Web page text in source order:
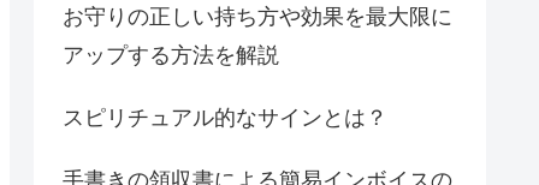
お守りの正しい持ち方や効果を最大限に
アップする方法を解説
スピリチュアル的なサインとは？